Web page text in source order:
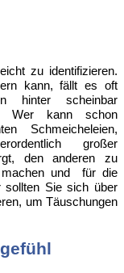
zu identifizieren.
kann, fällt es oft
hinter scheinbar
Wer kann schon
Schmeicheleien,
großer
den anderen zu
machen und für die
sollten Sie sich über
um Täuschungen